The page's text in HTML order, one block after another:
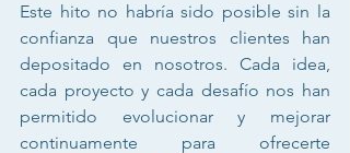
Este hito no habría sido posible sin la
confianza que nuestros clientes han
depositado en nosotros. Cada idea,
cada proyecto y cada desafío nos han
permitido evolucionar y mejorar